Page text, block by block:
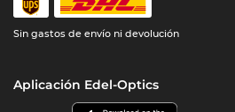
Sin gastos de envío ni devolución
Aplicación Edel-Optics